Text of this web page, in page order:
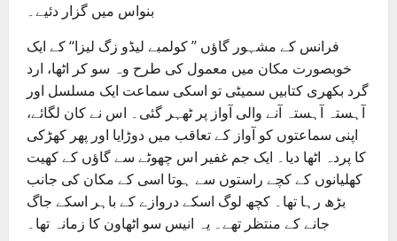
بنواس میں گزار دئیے۔
فرانس کے مشہور گاؤں ’’ کولمبے لیڈو زگ لیزا‘‘ کے ایک
خوبصورت مکان میں معمول کی طرح وہ سو کر اٹھا، ارد
گرد بکھری کتابیں سمیٹی تو اسکی سماعت ایک مسلسل اور
آہستہ آہستہ آنے والی آواز پر ٹھہر گئی۔ اس نے کان لگائے،
اپنی سماعتوں کو آواز کے تعاقب میں دوڑایا اور پھر کھڑکی
کا پردہ اٹھا دیا۔ ایک جم غفیر اس چھوٹے سے گاؤں کے کھیت
کھلیانوں کے کچے راستوں سے ہوتا اسی کے مکان کی جانب
بڑھ رہا تھا۔ کچھ لوگ اسکے دروازے کے باہر اسکے جاگ
جانے کے منتظر تھے۔ یہ انیس سو اٹھاون کا زمانہ تھا۔